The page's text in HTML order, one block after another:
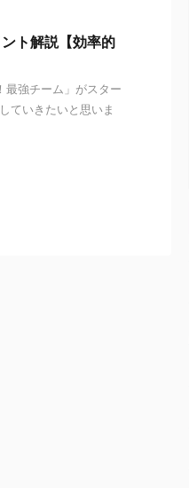
ト解説【効率的
最強チーム」がスター
ていきたいと思いま